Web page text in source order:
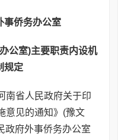
事侨务办公室
公室)主要职责内设机
规定
省人民政府关于印
意见的通知》(豫文
政府外事侨务办公室